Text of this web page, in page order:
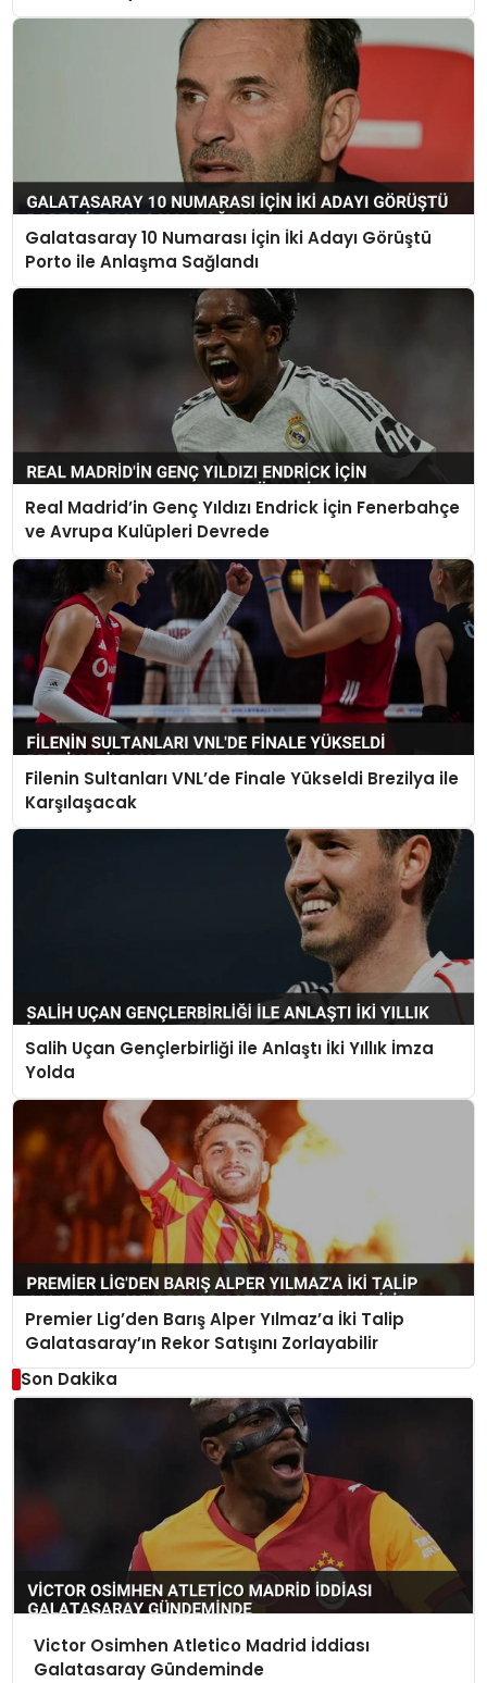
Galatasaray 10 Numarası İçin İki Adayı Görüştü
Porto ile Anlaşma Sağlandı
Real Madrid’in Genç Yıldızı Endrick İçin Fenerbahçe
ve Avrupa Kulüpleri Devrede
Filenin Sultanları VNL’de Finale Yükseldi Brezilya ile
Karşılaşacak
Salih Uçan Gençlerbirliği ile Anlaştı İki Yıllık İmza
Yolda
Premier Lig’den Barış Alper Yılmaz’a İki Talip
Galatasaray’ın Rekor Satışını Zorlayabilir
Son Dakika
Victor Osimhen Atletico Madrid İddiası
Galatasaray Gündeminde